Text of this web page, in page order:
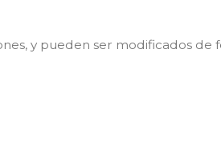
y pueden ser modificados de